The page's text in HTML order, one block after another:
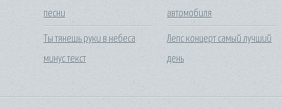
песни
Ты тянешь руки в небеса
минус текст
автомобиля
Лепс концерт самый лучший
день